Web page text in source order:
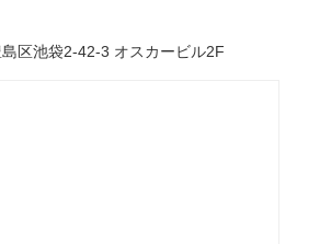
区池袋2-42-3 オスカービル2F